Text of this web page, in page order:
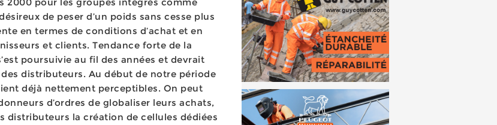
de peser d’un poids sans cesse plus
en termes de conditions d’achat et en
et clients. Tendance forte de la
poursuivie au fil des années et devrait
des distributeurs. Au début de notre période
déjà nettement perceptibles. On peut
d’ordres de globaliser leurs achats,
distributeurs la création de cellules dédiées